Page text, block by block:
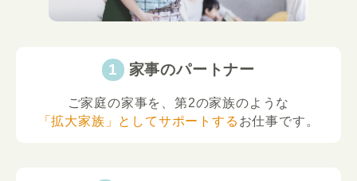
家事のパートナー
ご家庭の家事を、第2の家族のような
「拡大家族」としてサポートする お仕事です。